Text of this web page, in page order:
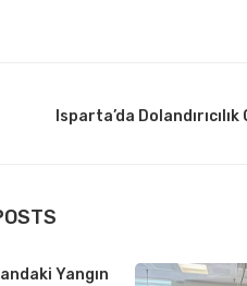
Isparta’da
Yangın